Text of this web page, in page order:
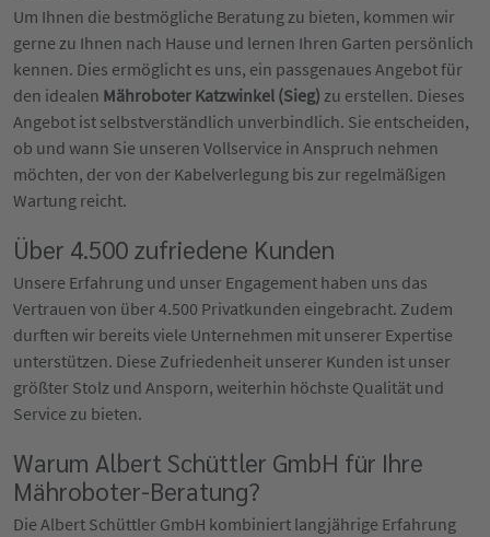
Um Ihnen die bestmögliche Beratung zu bieten, kommen wir
gerne zu Ihnen nach Hause und lernen Ihren Garten persönlich
kennen. Dies ermöglicht es uns, ein passgenaues Angebot für
den idealen Mähroboter Katzwinkel (Sieg) zu erstellen. Dieses
Angebot ist selbstverständlich unverbindlich. Sie entscheiden,
ob und wann Sie unseren Vollservice in Anspruch nehmen
möchten, der von der Kabelverlegung bis zur regelmäßigen
Wartung reicht.
Über 4.500 zufriedene Kunden
Unsere Erfahrung und unser Engagement haben uns das
Vertrauen von über 4.500 Privatkunden eingebracht. Zudem
durften wir bereits viele Unternehmen mit unserer Expertise
unterstützen. Diese Zufriedenheit unserer Kunden ist unser
größter Stolz und Ansporn, weiterhin höchste Qualität und
Service zu bieten.
Warum Albert Schüttler GmbH für Ihre
Mähroboter-Beratung?
Die Albert Schüttler GmbH kombiniert langjährige Erfahrung